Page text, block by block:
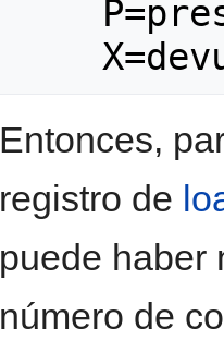
Entonces,
registro de
puede haber
número de